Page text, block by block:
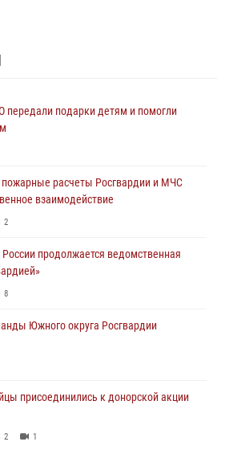
передали подарки детям и помогли
пожарные расчеты Росгвардии и МЧС
взаимодействие
2
продолжается ведомственная
8
Южного округа Росгвардии
присоединились к донорской акции
2 1